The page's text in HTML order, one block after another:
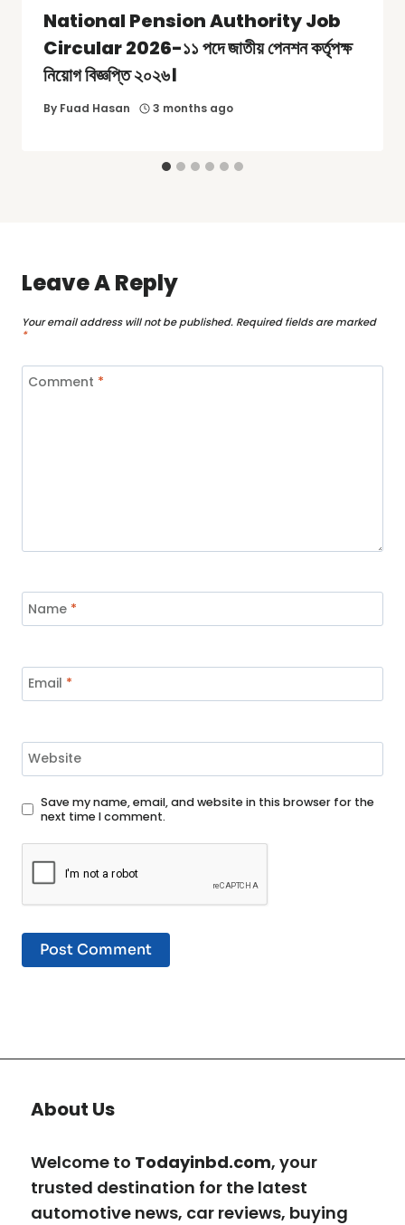
National Pension Authority Job
Circular 2026-১১ পদে জাতীয় পেনশন কর্তৃপক্ষ
নিয়োগ বিজ্ঞপ্তি ২০২৬।
By Fuad Hasan 3 months ago
Leave A Reply
Your email address will not be published. Required fields are marked
*
Comment *
Name *
Email *
Website
Save my name, email, and website in this browser for the
next time I comment.
About Us
Welcome to Todayinbd.com, your
trusted destination for the latest
automotive news, car reviews, buying